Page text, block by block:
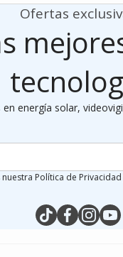
Ofertas
energía solar,
Política de
tiktokcom/